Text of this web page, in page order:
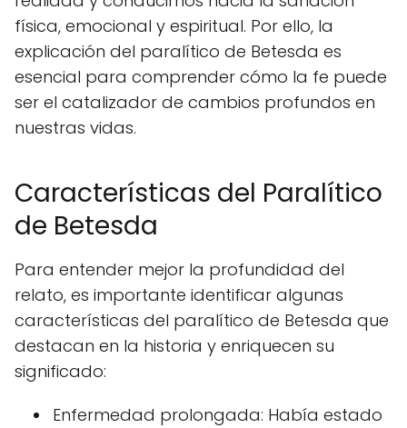
física, emocional y espiritual. Por ello, la
explicación del paralítico de Betesda es
esencial para comprender cómo la fe puede
ser el catalizador de cambios profundos en
nuestras vidas.
Características del Paralítico
de Betesda
Para entender mejor la profundidad del
relato, es importante identificar algunas
características del paralítico de Betesda que
destacan en la historia y enriquecen su
significado:
Enfermedad prolongada: Había estado